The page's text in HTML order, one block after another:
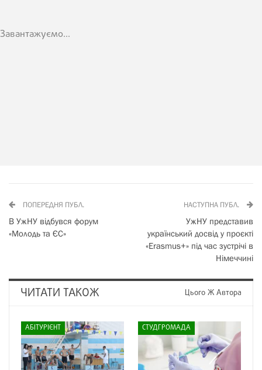
Завантажуємо...
ПОПЕРЕДНЯ ПУБЛ.
В УжНУ відбувся форум
«Молодь та ЄС»
НАСТУПНА ПУБЛ.
УжНУ представив
український досвід у проєкті
«Erasmus+» під час зустрічі в
Німеччині
ЧИТАТИ ТАКОЖ Цього Ж Автора
АБІТУРІЄНТ СТУДГРОМАДА